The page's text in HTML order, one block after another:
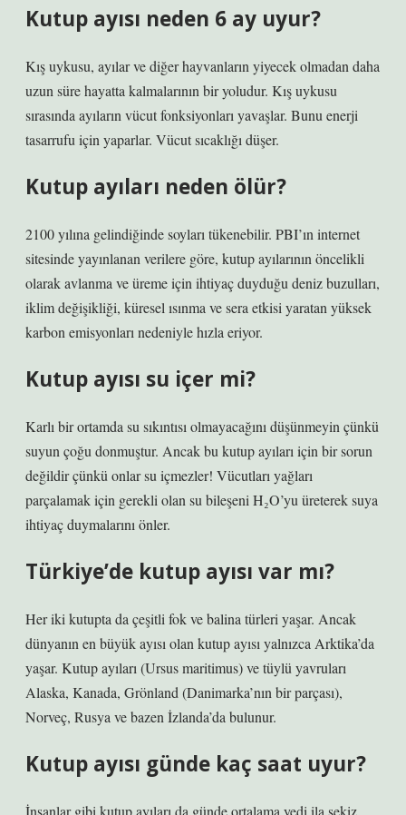
Kutup ayısı neden 6 ay uyur?
Kış uykusu, ayılar ve diğer hayvanların yiyecek olmadan daha
uzun süre hayatta kalmalarının bir yoludur. Kış uykusu
sırasında ayıların vücut fonksiyonları yavaşlar. Bunu enerji
tasarrufu için yaparlar. Vücut sıcaklığı düşer.
Kutup ayıları neden ölür?
2100 yılına gelindiğinde soyları tükenebilir. PBI’ın internet
sitesinde yayınlanan verilere göre, kutup ayılarının öncelikli
olarak avlanma ve üreme için ihtiyaç duyduğu deniz buzulları,
iklim değişikliği, küresel ısınma ve sera etkisi yaratan yüksek
karbon emisyonları nedeniyle hızla eriyor.
Kutup ayısı su içer mi?
Karlı bir ortamda su sıkıntısı olmayacağını düşünmeyin çünkü
suyun çoğu donmuştur. Ancak bu kutup ayıları için bir sorun
değildir çünkü onlar su içmezler! Vücutları yağları
parçalamak için gerekli olan su bileşeni H₂O’yu üreterek suya
ihtiyaç duymalarını önler.
Türkiye’de kutup ayısı var mı?
Her iki kutupta da çeşitli fok ve balina türleri yaşar. Ancak
dünyanın en büyük ayısı olan kutup ayısı yalnızca Arktika’da
yaşar. Kutup ayıları (Ursus maritimus) ve tüylü yavruları
Alaska, Kanada, Grönland (Danimarka’nın bir parçası),
Norveç, Rusya ve bazen İzlanda’da bulunur.
Kutup ayısı günde kaç saat uyur?
İnsanlar gibi kutup ayıları da günde ortalama yedi ila sekiz